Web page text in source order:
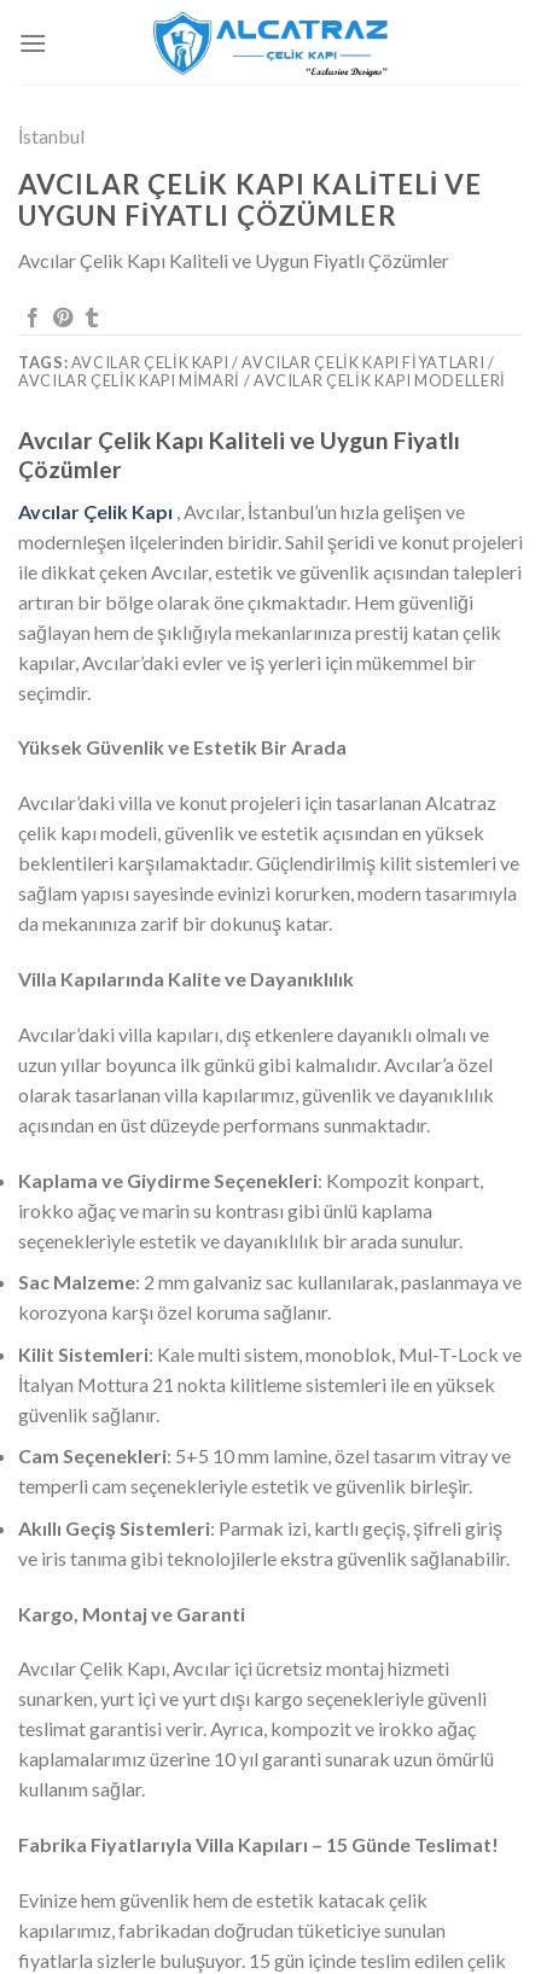
atla
İstanbul
AVCILAR ÇELIK KAPI KALITELI VE
UYGUN FIYATLI ÇÖZÜMLER
Avcılar Çelik Kapı Kaliteli ve Uygun Fiyatlı Çözümler
TAGS:AVCILAR ÇELIK KAPI / AVCILAR ÇELIK KAPI FIYATLARI /
AVCILAR ÇELIK KAPI MIMARI / AVCILAR ÇELIK KAPI MODELLERI
Avcılar Çelik Kapı Kaliteli ve Uygun Fiyatlı
Çözümler
Avcılar Çelik Kapı , Avcılar, İstanbul’un hızla gelişen ve
modernleşen ilçelerinden biridir. Sahil şeridi ve konut projeleri
ile dikkat çeken Avcılar, estetik ve güvenlik açısından talepleri
artıran bir bölge olarak öne çıkmaktadır. Hem güvenliği
sağlayan hem de şıklığıyla mekanlarınıza prestij katan çelik
kapılar, Avcılar’daki evler ve iş yerleri için mükemmel bir
seçimdir.
Yüksek Güvenlik ve Estetik Bir Arada
Avcılar’daki villa ve konut projeleri için tasarlanan Alcatraz
çelik kapı modeli, güvenlik ve estetik açısından en yüksek
beklentileri karşılamaktadır. Güçlendirilmiş kilit sistemleri ve
sağlam yapısı sayesinde evinizi korurken, modern tasarımıyla
da mekanınıza zarif bir dokunuş katar.
Villa Kapılarında Kalite ve Dayanıklılık
Avcılar’daki villa kapıları, dış etkenlere dayanıklı olmalı ve
uzun yıllar boyunca ilk günkü gibi kalmalıdır. Avcılar’a özel
olarak tasarlanan villa kapılarımız, güvenlik ve dayanıklılık
açısından en üst düzeyde performans sunmaktadır.
Kaplama ve Giydirme Seçenekleri: Kompozit konpart,
irokko ağaç ve marin su kontrası gibi ünlü kaplama
seçenekleriyle estetik ve dayanıklılık bir arada sunulur.
Sac Malzeme: 2 mm galvaniz sac kullanılarak, paslanmaya ve
korozyona karşı özel koruma sağlanır.
Kilit Sistemleri: Kale multi sistem, monoblok, Mul-T-Lock ve
İtalyan Mottura 21 nokta kilitleme sistemleri ile en yüksek
güvenlik sağlanır.
Cam Seçenekleri: 5+5 10 mm lamine, özel tasarım vitray ve
temperli cam seçenekleriyle estetik ve güvenlik birleşir.
Akıllı Geçiş Sistemleri: Parmak izi, kartlı geçiş, şifreli giriş
ve iris tanıma gibi teknolojilerle ekstra güvenlik sağlanabilir.
Kargo, Montaj ve Garanti
Avcılar Çelik Kapı, Avcılar içi ücretsiz montaj hizmeti
sunarken, yurt içi ve yurt dışı kargo seçenekleriyle güvenli
teslimat garantisi verir. Ayrıca, kompozit ve irokko ağaç
kaplamalarımız üzerine 10 yıl garanti sunarak uzun ömürlü
kullanım sağlar.
Fabrika Fiyatlarıyla Villa Kapıları – 15 Günde Teslimat!
Evinize hem güvenlik hem de estetik katacak çelik
kapılarımız, fabrikadan doğrudan tüketiciye sunulan
fiyatlarla sizlerle buluşuyor. 15 gün içinde teslim edilen çelik